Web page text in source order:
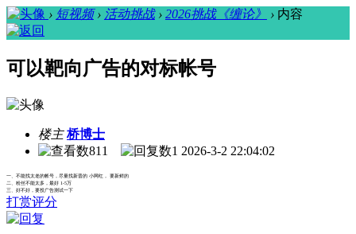
› 短视频 › 活动挑战 › 2026挑战《缠论》 › 内容
可以靶向广告的对标帐号
楼主 桥博士
811
1 2026-3-2 22:04:02
一、不能找太老的帐号，尽量找新晋的 小网红， 要新鲜的
二、粉丝不能太多，最好 1-5万
三、好不好，要投广告测试一下
打赏评分